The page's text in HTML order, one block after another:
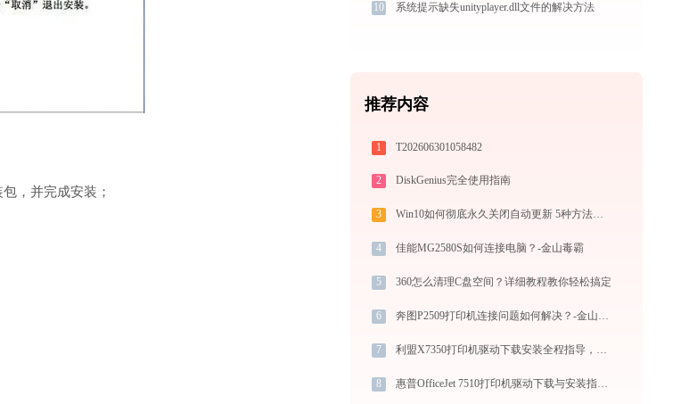
，并完成安装；
10 系统提示缺失unityplayer.dll文件的解决方法
推荐内容
1 T202606301058482
2 DiskGenius完全使用指南
3 Win10如何彻底永久关闭自动更新 5种方法教你永久关闭win10自动更新
4 佳能MG2580S如何连接电脑？-金山毒霸
5 360怎么清理C盘空间？详细教程教你轻松搞定
6 奔图P2509打印机连接问题如何解决？-金山毒霸
7 利盟X7350打印机驱动下载安装全程指导，轻松解决打印问题
8 惠普OfficeJet 7510打印机驱动下载与安装指南：一步步教您操作